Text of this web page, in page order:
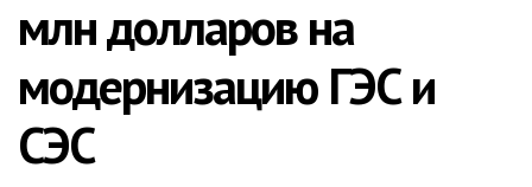
млн долларов на
модернизацию ГЭС и
СЭС